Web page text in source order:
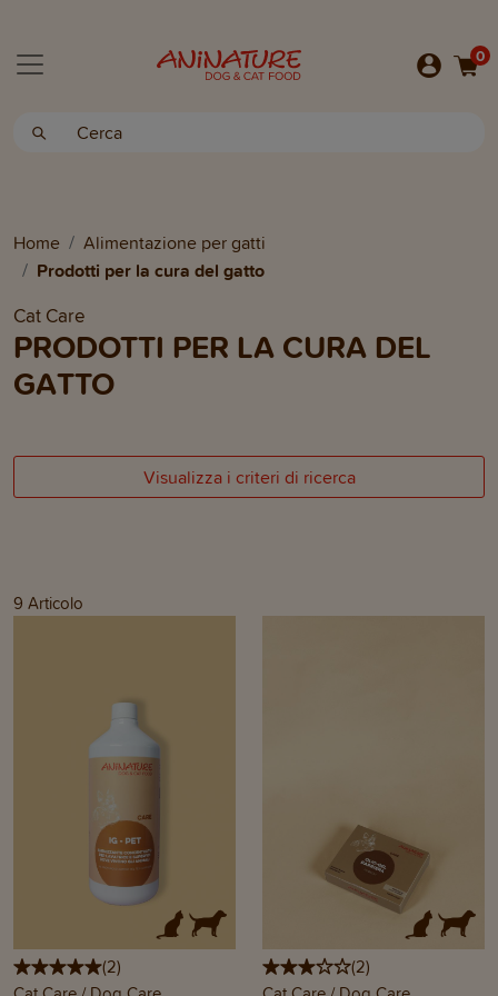
0
Home
Alimentazione per gatti
Prodotti per la cura del gatto
Cat Care
PRODOTTI PER LA CURA DEL
GATTO
Visualizza i criteri di ricerca
9 Articolo
(2)
(2)